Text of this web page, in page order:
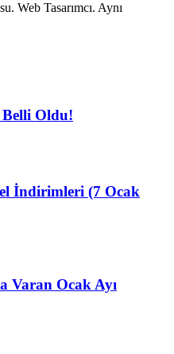
Web Tasarımcı. Aynı
Belli Oldu!
İndirimleri (7 Ocak
Varan Ocak Ayı